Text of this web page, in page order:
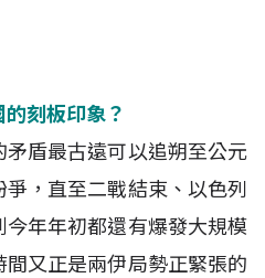
刻板印象？
盾最古遠可以追朔至公元
，直至二戰結束、以色列
年年初都還有爆發大規模
又正是兩伊局勢正緊張的